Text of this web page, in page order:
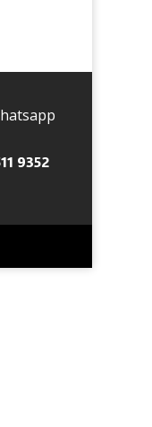
9352